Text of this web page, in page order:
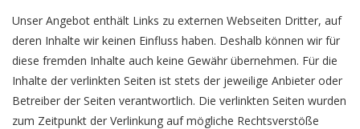
Unser Angebot enthält Links zu externen Webseiten Dritter, auf
deren Inhalte wir keinen Einfluss haben. Deshalb können wir für
diese fremden Inhalte auch keine Gewähr übernehmen. Für die
Inhalte der verlinkten Seiten ist stets der jeweilige Anbieter oder
Betreiber der Seiten verantwortlich. Die verlinkten Seiten wurden
zum Zeitpunkt der Verlinkung auf mögliche Rechtsverstöße